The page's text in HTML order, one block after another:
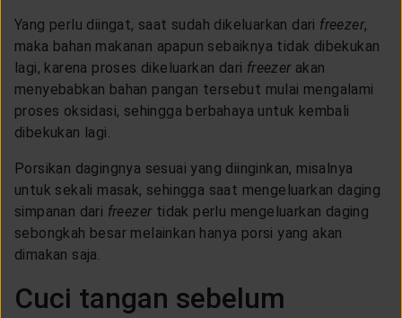
Yang perlu diingat, saat sudah dikeluarkan dari freezer,
maka bahan makanan apapun sebaiknya tidak dibekukan
lagi, karena proses dikeluarkan dari freezerakan
menyebabkan bahan pangan tersebut mulai mengalami
proses oksidasi, sehingga berbahaya untuk kembali
dibekukan lagi.
Porsikan dagingnya sesuai yang diinginkan, misalnya
untuk sekali masak, sehingga saat mengeluarkan daging
simpanan dari freezertidak perlu mengeluarkan daging
sebongkah besar melainkan hanya porsi yang akan
dimakan saja.
Cuci tangan sebelum